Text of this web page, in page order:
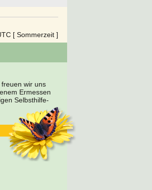
[ Sommerzeit ]
wir uns
Ermessen
Selbsthilfe-